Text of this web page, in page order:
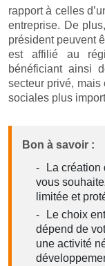
rapport à celles
entreprise. De
président peuvent
est affilié au
bénéficiant ainsi
secteur privé, mais
sociales plus
Bon à savoir :
La
vous
limitée et
Le choix
dépend de
une activité